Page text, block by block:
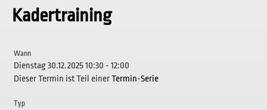
Kadertraining
Wann
Dienstag 30.12.2025 10:30 - 12:00
Dieser Termin ist Teil einerTermin-Serie
Typ